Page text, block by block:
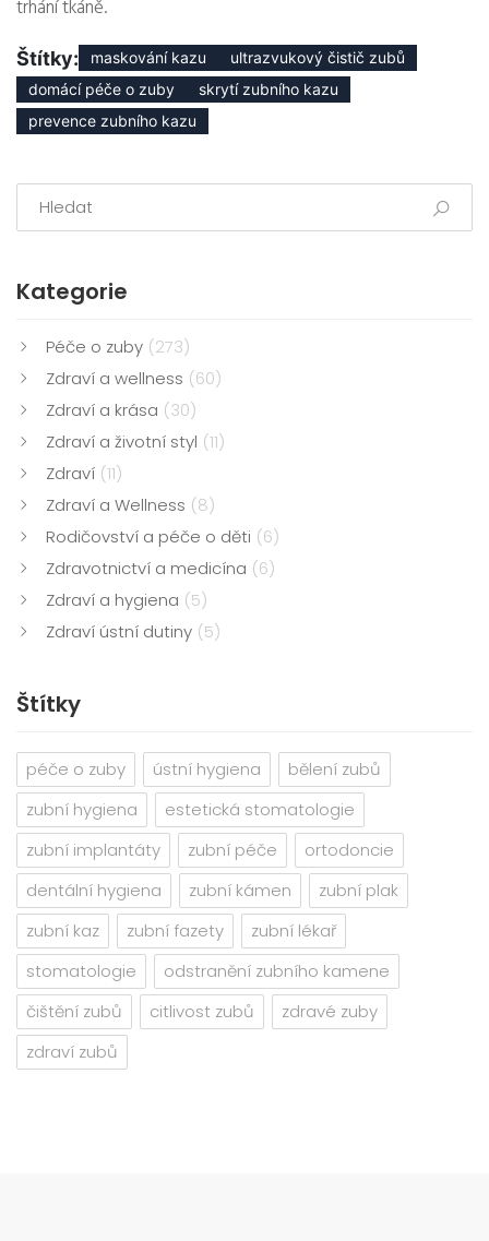
trhání tkáně.
Štítky: maskování kazu
ultrazvukový čistič zubů
domácí péče o zuby
skrytí zubního kazu
prevence zubního kazu
Kategorie
Péče o zuby (273)
Zdraví a wellness (60)
Zdraví a krása (30)
Zdraví a životní styl (11)
Zdraví (11)
Zdraví a Wellness (8)
Rodičovství a péče o děti (6)
Zdravotnictví a medicína (6)
Zdraví a hygiena (5)
Zdraví ústní dutiny (5)
Štítky
péče o zuby ústní hygiena
bělení zubů
zubní hygiena
estetická stomatologie
zubní implantáty
zubní péče
ortodoncie
dentální hygiena
zubní kámen
zubní plak
zubní kaz
zubní fazety
zubní lékař
stomatologie
odstranění zubního kamene
čištění zubů
citlivost zubů
zdravé zuby
zdraví zubů